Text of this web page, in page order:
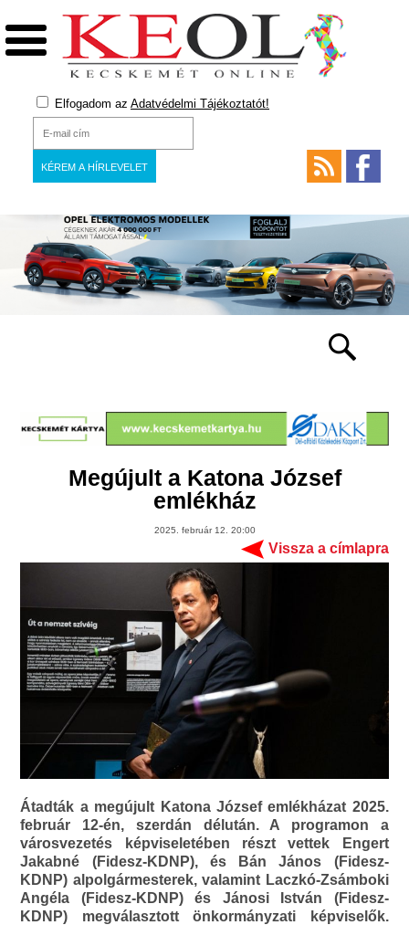
Elfogadom az Adatvédelmi Tájékoztatót!
Megújult a Katona József
emlékház
2025. február 12. 20:00
Vissza a címlapra
Átadták a megújult Katona József emlékházat 2025.
február 12-én, szerdán délután. A programon a
városvezetés képviseletében részt vettek Engert
Jakabné (Fidesz-KDNP), és Bán János (Fidesz-
KDNP) alpolgármesterek, valamint Laczkó-Zsámboki
Angéla (Fidesz-KDNP) és Jánosi István (Fidesz-
KDNP) megválasztott önkormányzati képviselők.